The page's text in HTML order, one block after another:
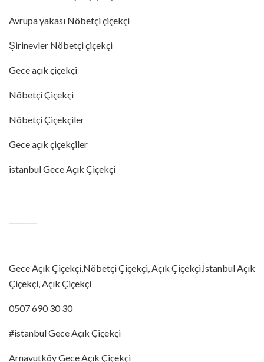
Avrupa yakası Nöbetçi çiçekçi
Şirinevler Nöbetçi çiçekçi
Gece açık çiçekçi
Nöbetçi Çiçekçi
Nöbetçi Çiçekçiler
Gece açık çiçekçiler
istanbul Gece Açık Çiçekçi
Gece Açık Çiçekçi,Nöbetçi Çiçekçi, Açık Çiçekçi,İstanbul Açık
Çiçekçi, Açık Çiçekçi
0507 690 30 30
#istanbul Gece Açık Çiçekçi
Arnavutköy Gece Açık Çiçekçi